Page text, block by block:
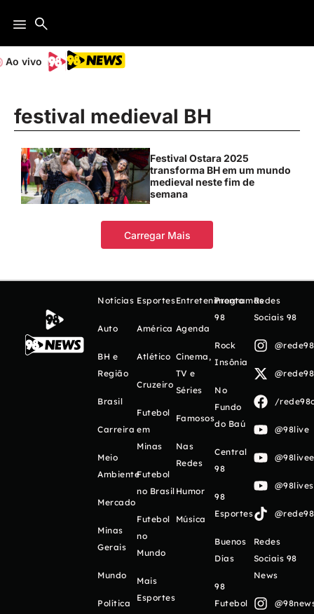
Ao vivo
festival medieval BH
Festival Ostara 2025
transforma BH em um mundo
medieval neste fim de
semana
Carregar Mais
Notícias
Auto
BH e
Região
Brasil
Carreira
Meio
Ambiente
Mercado
Minas
Gerais
Mundo
Política
Esportes
América
Atlético
Cruzeiro
Futebol
em
Minas
Futebol
no Brasil
Futebol
no
Mundo
Mais
Esportes
Entretenimento
Agenda
Cinema,
TV e
Séries
Famosos
Nas
Redes
Humor
Música
Programas
98
Rock
Insônia
No
Fundo
do Baú
Central
98
98
Esportes
Buenos
Días
98
Futebol
Redes
Sociais 98
/
@98live
Redes
Sociais 98
News